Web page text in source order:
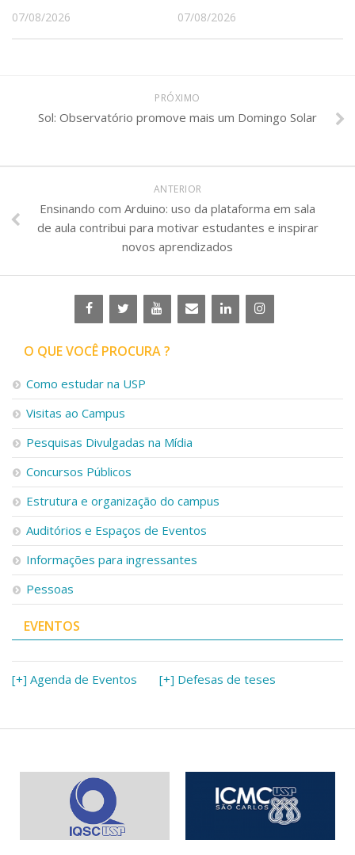
07/08/2026 07/08/2026
PRÓXIMO
Sol: Observatório promove mais um Domingo Solar
ANTERIOR
Ensinando com Arduino: uso da plataforma em sala
de aula contribui para motivar estudantes e inspirar
novos aprendizados
O QUE VOCÊ PROCURA ?
Como estudar na USP
Visitas ao Campus
Pesquisas Divulgadas na Mídia
Concursos Públicos
Estrutura e organização do campus
Auditórios e Espaços de Eventos
Informações para ingressantes
Pessoas
EVENTOS
[+] Agenda de Eventos [+] Defesas de teses